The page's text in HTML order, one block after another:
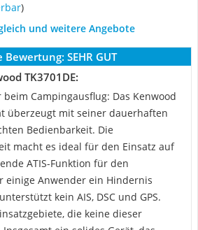
)
und weitere Angebote
Bewertung: SEHR GUT
TK3701DE:
Campingausflug: Das Kenwood
überzeugt mit seiner dauerhaften
Bedienbarkeit. Die
macht es ideal für den Einsatz auf
ATIS-Funktion für den
einige Anwender ein Hindernis
kein AIS, DSC und GPS.
die keine dieser